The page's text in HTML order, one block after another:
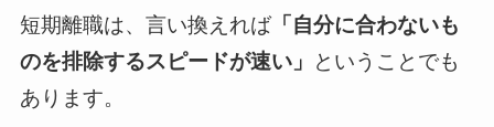
短期離職は、言い換えれば「自分に合わないも
のを排除するスピードが速い」
ということでも
あります。